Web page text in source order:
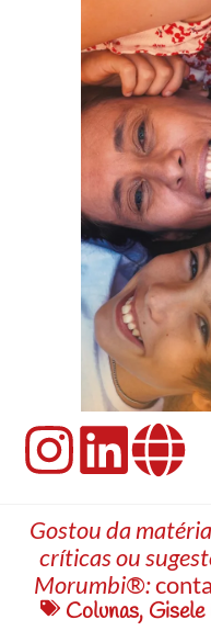
Gostou da
críticas ou
Morumbi®:
Colunas,